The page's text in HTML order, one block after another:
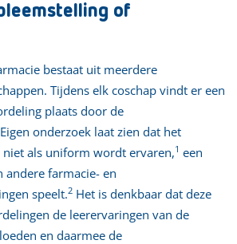
of
bestaat uit meerdere
Tijdens elk coschap vindt er een
plaats door de
onderzoek laat zien dat het
niet als uniform wordt ervaren,1 een
farmacie- en
speelt.2 Het is denkbaar dat deze
de leerervaringen van de
en daarmee de